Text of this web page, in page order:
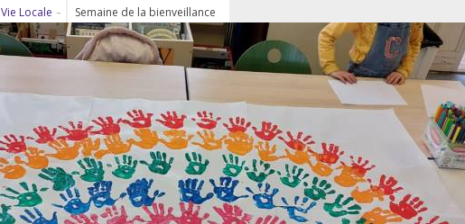
Vie Locale Semaine de la bienveillance